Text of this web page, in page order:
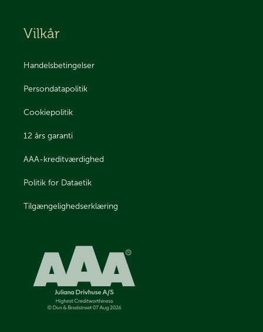
Vilkår
Handelsbetingelser
Persondatapolitik
Cookiepolitik
12 års garanti
AAA-kreditværdighed
Politik for Dataetik
Tilgængelighedserklæring